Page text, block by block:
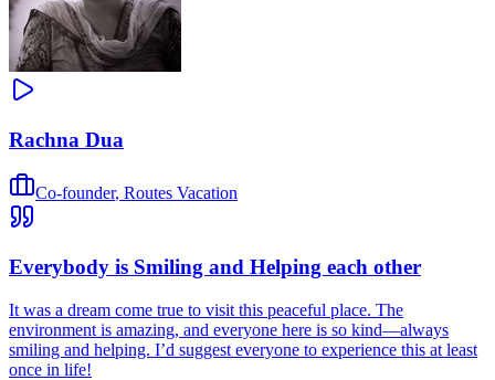
Rachna Dua
Co-founder, Routes Vacation
Everybody is Smiling and Helping each other
It was a dream come true to visit this peaceful place. The
environment is amazing, and everyone here is so kind—always
smiling and helping. I’d suggest everyone to experience this at least
once in life!